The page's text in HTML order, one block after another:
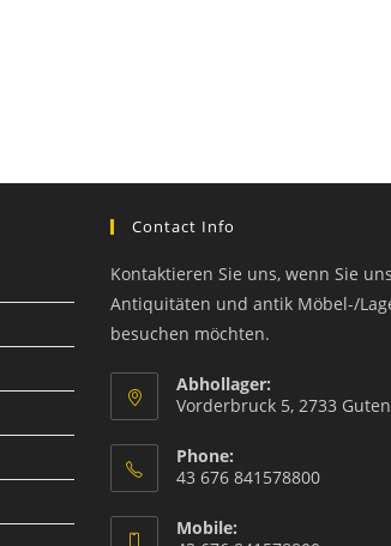
Contact Info
Kontaktieren Sie uns, wenn Sie
Antiquitäten und antik Möbel-/
besuchen möchten.
Abhollager:
Vorderbruck 5, 2733
Phone:
43 676 841578800
Mobile: